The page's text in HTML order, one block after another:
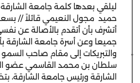
ليلقي بعدها كلمة جامعة الشارقة
حميد مجول النعيمي قائلاً //
أتشرف بأن أتقدم بالأصالة عن
جميعا وعن أسرة جامعة الشارقة
والتبريكات إلى مقام صاحب السمو
سلطان بن محمد القاسمي عضو
الشارقة ورئيس جامعة الشارقة،